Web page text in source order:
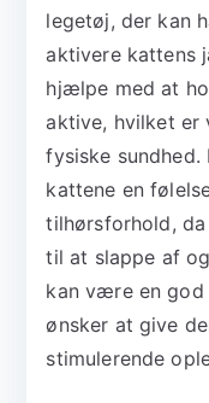
legetøj, der kan
aktivere kattens
hjælpe med at
aktive, hvilket er
fysiske
kattene en
tilhørsforhold,
til at slappe af
kan være en god
ønsker at give
stimulerende